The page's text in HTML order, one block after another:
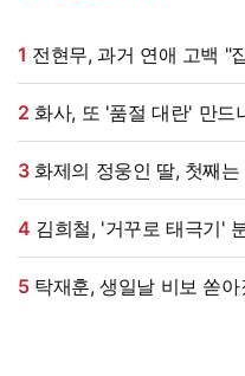
1
친구들이 연락 끊어" (내사
2
(미우새)[종합]
3화제의 정웅인 딸, 첫째는 배우 준비·둘째는 해린 닮은꼴…
근황 '눈길' [엑's 이슈]
4
많이 쌓여, 죄송" [엑's 이슈]
5탁재훈, 생일날 비보 쏟아졌다…주식 -37%·프로그램 실직